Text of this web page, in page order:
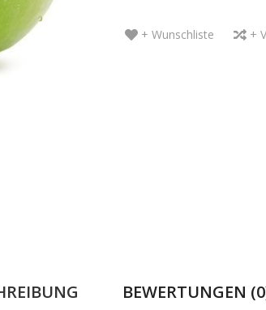
+ Wunschliste +
BEWERTUNGEN